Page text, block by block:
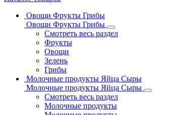
Овощи Фрукты Грибы
Овощи Фрукты Грибы
Смотреть весь раздел
Фрукты
Овощи
Зелень
Грибы
Молочные продукты Яйца Сыры
Молочные продукты Яйца Сыры
Смотреть весь раздел
Молочные продукты